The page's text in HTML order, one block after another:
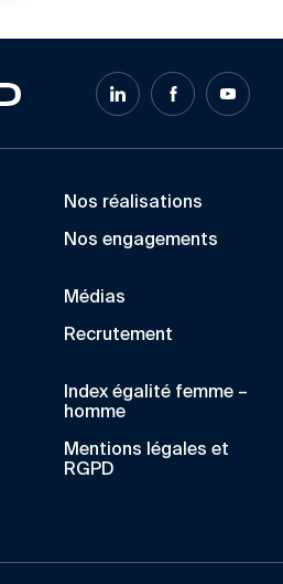
Nos réalisations
Nos engagements
Médias
Recrutement
Index égalité femme –
homme
Mentions légales et
RGPD